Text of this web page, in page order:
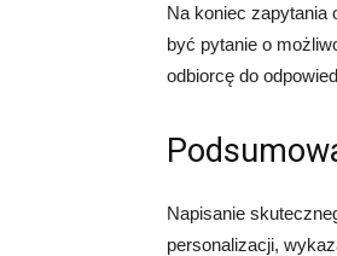
Na koniec zapytania
być pytanie o
odbiorcę do
Napisanie
personalizacji,